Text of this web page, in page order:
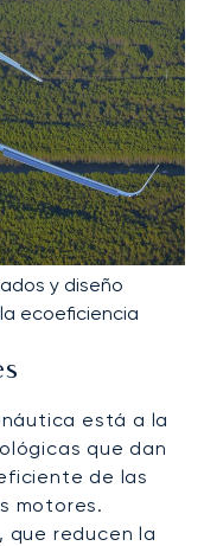
y diseño
ecoeficiencia
está a la
que dan
de las
motores.
que reducen la